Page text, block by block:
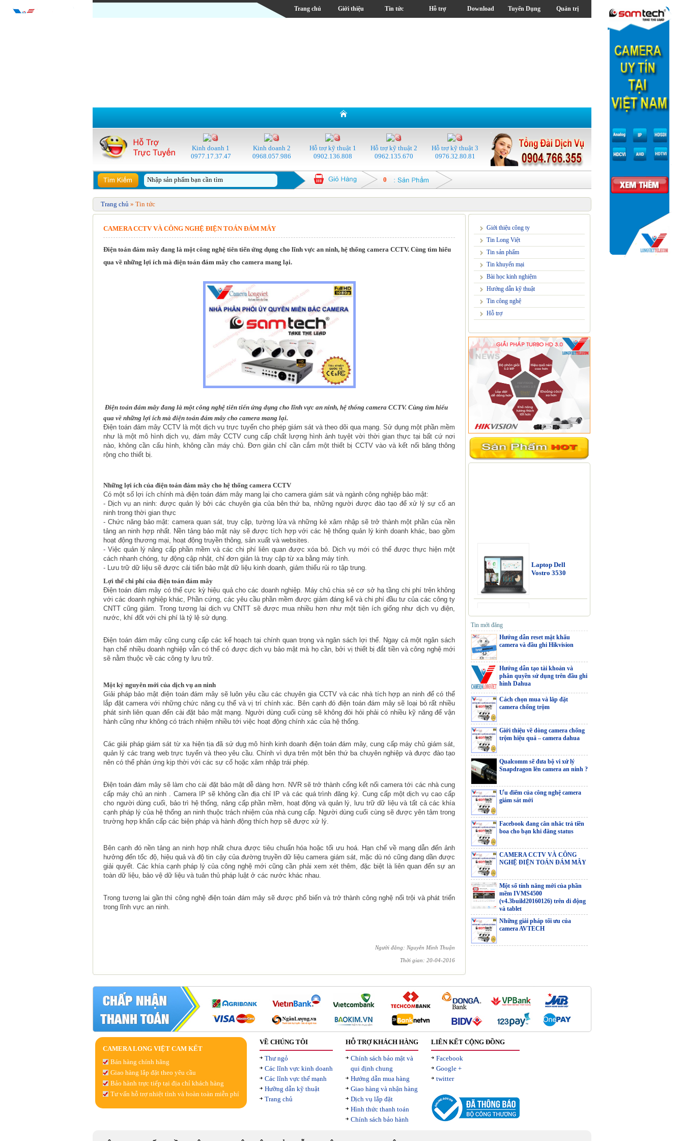
Trang chủ Giới thiệu Tin tức Hỗ trợ Download Tuyển Dụng Quản trị
Kinh doanh 1
0977.17.37.47
Kinh doanh 2
0968.057.986
Hỗ trợ kỹ thuật 1
0902.136.808
Hỗ trợ kỹ thuật 2
0962.135.670
Hỗ trợ kỹ thuật 3
0976.32.80.81
0
Trang chủ » Tin tức
CAMERA CCTV VÀ CÔNG NGHỆ ĐIỆN TOÁN ĐÁM MÂY
Điện toán đám mây đang là một công nghệ tiên tiến ứng dụng cho lĩnh vực an ninh, hệ thống camera CCTV. Cùng tìm hiểu
qua về những lợi ích mà điện toán đám mây cho camera mang lại.
Điện toán đám mây đang là một công nghệ tiên tiến ứng dụng cho lĩnh vực an ninh, hệ thống camera CCTV. Cùng tìm hiểu
qua về những lợi ích mà điện toán đám mây cho camera mang lại.
Điện toán đám mây CCTV là một dịch vụ trực tuyến cho phép giám sát và theo dõi qua mạng. Sử dụng một phần mềm
như là một mô hình dịch vụ, đám mây CCTV cung cấp chất lượng hình ảnh tuyệt vời thời gian thực tại bất cứ nơi
nào, không cần cấu hình, không cần máy chủ. Đơn giản chỉ cần cắm một thiết bị CCTV vào và kết nối băng thông
rộng cho thiết bị.
Những lợi ích của điện toán đám mây cho hệ thống camera CCTV
Có một số lợi ích chính mà điện toán đám mây mang lại cho camera giám sát và ngành công nghiệp bảo mật:
- Dịch vụ an ninh: được quản lý bởi các chuyên gia của bên thứ ba, những người được đào tạo để xử lý sự cố an
ninh trong thời gian thực
- Chức năng bảo mật: camera quan sát, truy cập, tường lửa và những kẻ xâm nhập sẽ trở thành một phần của nền
tảng an ninh hợp nhất. Nền tảng bảo mật này sẽ được tích hợp với các hệ thống quản lý kinh doanh khác, bao gồm
hoạt động thương mại, hoạt động truyền thông, sản xuất và websites.
- Việc quản lý nâng cấp phần mềm và các chi phí liên quan được xóa bỏ. Dịch vụ mới có thể được thực hiện một
cách nhanh chóng, tự động cập nhật, chỉ đơn giản là truy cập từ xa bằng máy tính.
- Lưu trữ dữ liệu sẽ được cải tiến bảo mật dữ liệu kinh doanh, giảm thiểu rủi ro tập trung.
Lợi thế chi phí của điện toán đám mây
Điện toán đám mây có thể cực kỳ hiệu quả cho các doanh nghiệp. Máy chủ chia sẻ cơ sở hạ tầng chi phí trên không
với các doanh nghiệp khác, Phần cứng, các yêu cầu phần mềm được giảm đáng kể và chi phí đầu tư của các công ty
CNTT cũng giảm. Trong tương lại dịch vụ CNTT sẽ được mua nhiều hơn như một tiện ích giống như dịch vụ điện,
nước, khí đốt với chi phí là tỷ lệ sử dụng.
Điện toán đám mây cũng cung cấp các kế hoạch tại chính quan trọng và ngân sách lợi thế. Ngay cả một ngân sách
hạn chế nhiều doanh nghiệp vẫn có thể có được dịch vụ bảo mật mà họ cần, bởi vị thiết bị đắt tiền và công nghệ mới
sẽ nằm thuộc về các công ty lưu trữ.
Một kỷ nguyên mới của dịch vụ an ninh
Giải pháp bảo mật điện toán đám mây sẽ luôn yêu cầu các chuyên gia CCTV và các nhà tích hợp an ninh để có thể
lắp đặt camera với những chức năng cụ thể và vị trí chính xác. Bên cạnh đó điện toán đám mây sẽ loại bỏ rất nhiều
phát sinh liên quan đến cài đặt bảo mật mạng. Người dùng cuối cùng sẽ không đòi hỏi phải có nhiều kỹ năng để vận
hành cũng như không có trách nhiệm nhiều tới việc hoạt động chính xác của hệ thống.
Các giải pháp giám sát từ xa hiện tịa đã sử dụg mô hình kinh doanh điện toán đám mây, cung cấp máy chủ giám sát,
quản lý các trang web trực tuyến và theo yêu cầu. Chính vì dựa trên một bên thứ ba chuyên nghiệp và được đào tạo
nên có thể phản ứng kịp thời với các sự cố hoặc xâm nhập trái phép.
Điện toán đám mây sẽ làm cho cài đặt bảo mật dễ dàng hơn. NVR sẽ trở thành cổng kết nối camera tới các nhà cung
cấp máy chủ an ninh . Camera IP sẽ không cần địa chỉ IP và các quá trình đăng ký. Cung cấp một dịch vụ cao cấp
cho người dùng cuối, bảo trì hệ thống, nâng cấp phần mềm, hoạt động và quản lý, lưu trữ dữ liệu và tất cả các khía
cạnh pháp lý của hệ thống an ninh thuộc trách nhiệm của nhà cung cấp. Người dùng cuối cùng sẽ được yên tâm trong
trường hợp khẩn cấp các biện pháp và hành động thích hợp sẽ được xử lý.
Bên cạnh đó nền tảng an ninh hợp nhất chưa được tiêu chuẩn hóa hoặc tối ưu hoá. Hạn chế về mạng dẫn đến ảnh
hưởng đến tốc độ, hiệu quả và độ tin cậy của đường truyền dữ liệu camera giám sát, mặc dù nó cũng đang dần được
giải quyết. Các khía cạnh pháp lý của công nghệ mới cũng cần phải xem xét thêm, đặc biệt là liên quan đến sự an
toàn dữ liệu, bảo vệ dữ liệu và tuân thủ pháp luật ở các nước khác nhau.
Trong tương lai gần thì công nghệ điện toán đám mây sẽ được phổ biến và trở thành công nghệ nổi trội và phát triển
trong lĩnh vực an ninh.
Người đăng: Nguyễn Minh Thuận
Thời gian: 20-04-2016
Giới thiệu công ty
Tin Long Việt
Tin sản phẩm
Tin khuyến mại
Bài học kinh nghiệm
Hướng dẫn kỹ thuật
Tin công nghệ
Hỗ trợ
Vostro 3530
Laptop Dell
Màn hình HP
Màn hình DELL
PC Acer AS XC-
895
CAMERA IP
WIFI EZVIZ
C6N
(4MP)
Tin mới đăng
Hướng dẫn reset mật khẩu
camera và đầu ghi Hikvision
Hướng dẫn tạo tài khoản và
phân quyền sử dụng trên đầu ghi
hình Dahua
Cách chọn mua và lắp đặt
camera chống trộm
Giới thiệu về dòng camera chống
trộm hiệu quả – camera dahua
Qualcomm sẽ đưa bộ vi xử lý
Snapdragon lên camera an ninh ?
Ưu điểm của công nghệ camera
giám sát mới
Facebook đang cân nhắc trả tiền
boa cho bạn khi đăng status
CAMERA CCTV VÀ CÔNG
NGHỆ ĐIỆN TOÁN ĐÁM MÂY
Một số tính năng mới của phần
mềm IVMS4500
(v4.3build20160126) trên di động
và tablet
Những giải pháp tối ưu của
camera AVTECH
CAMERA LONG VIỆT CAM KẾT
Bán hàng chính hãng
Giao hàng lắp đặt theo yêu cầu
Bảo hành trực tiếp tại địa chỉ khách hàng
Tư vấn hỗ trợ nhiệt tình và hoàn toàn miễn phí
VỀ CHÚNG TÔI
Thư ngỏ
Các lĩnh vực kinh doanh
Các lĩnh vực thế mạnh
Hưỡng dẫn kỹ thuật
Trang chủ
HỖ TRỢ KHÁCH HÀNG
Chính sách bảo mật và
qui định chung
Hướng dẫn mua hàng
Giao hàng và nhận hàng
Dịch vụ lắp đặt
Hình thức thanh toán
Chính sách bảo hành
LIÊN KẾT CỘNG ĐỒNG
Facebook
Google +
twitter